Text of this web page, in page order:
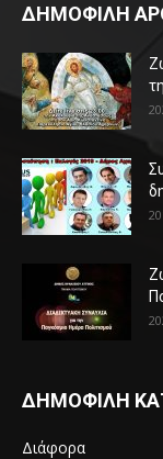
ΔΗΜΟΦΙΛΗ
ΔΗΜΟΦΙΛΗ
Διάφορα